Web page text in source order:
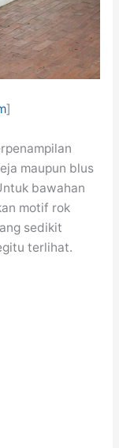
]
maupun blus
bawahan
motif rok
sedikit
terlihat.